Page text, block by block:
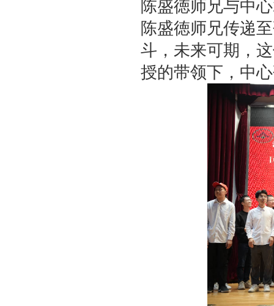
陈盛徳师兄与中心
陈盛徳师兄传递
斗，未来可期，
授的带领下，中